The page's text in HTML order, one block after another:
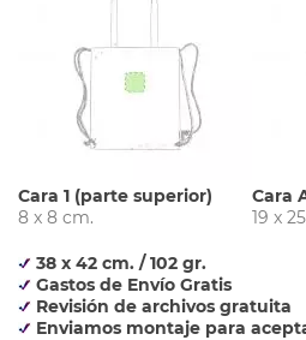
Cara 1 (parte superior)
8 x 8 cm.
Cara
19 x
38 x 42 cm. / 102 gr.
Gastos de Envío Gratis
Revisión de archivos gratuita
Enviamos montaje para